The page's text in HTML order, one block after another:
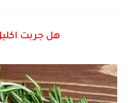
هل جربت